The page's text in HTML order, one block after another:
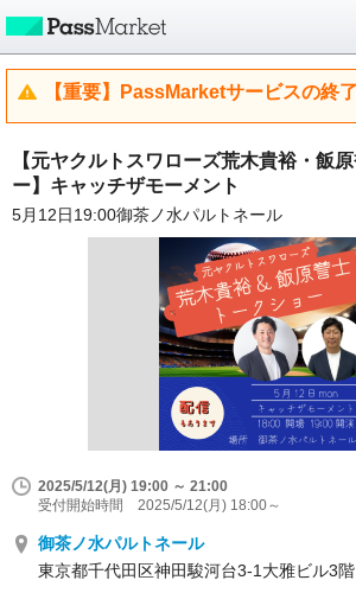
【重要】PassMarketサービスの終
【元ヤクルトスワローズ荒木貴裕・飯
ー】キャッチザモーメント
5月12日19:00御茶ノ水パルトネール
2025/5/12(月) 19:00 ～ 21:00
受付開始時間 2025/5/12(月) 18:00～
御茶ノ水パルトネール
東京都千代田区神田駿河台3-1大雅ビル3階